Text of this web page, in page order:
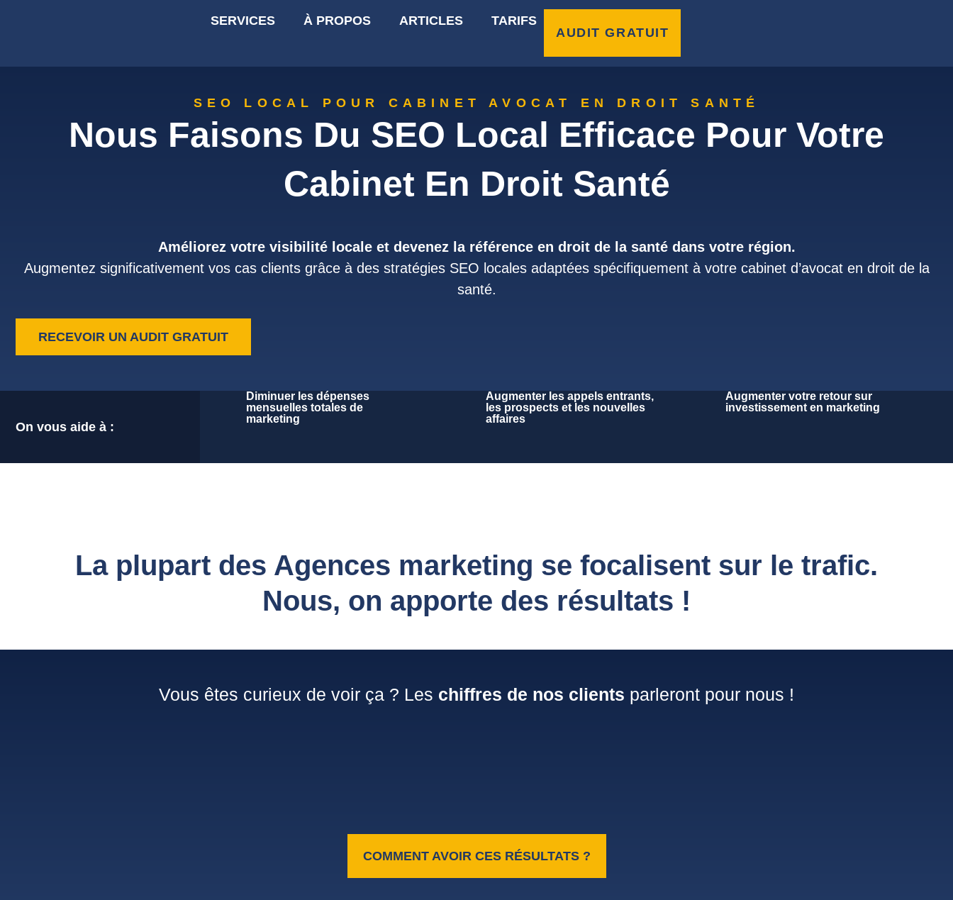
SERVICES À PROPOS ARTICLES
TARIFS
AUDIT GRATUIT
SEO LOCAL POUR CABINET AVOCAT EN DROIT SANTÉ
Nous Faisons Du SEO Local Efficace Pour Votre
Cabinet En Droit Santé
Améliorez votre visibilité locale et devenez la référence en droit de la santé dans votre région.
Augmentez significativement vos cas clients grâce à des stratégies SEO locales adaptées spécifiquement à votre cabinet d’avocat en droit de la
santé.
RECEVOIR UN AUDIT GRATUIT
On vous aide à :
Diminuer les dépenses
mensuelles totales de
marketing
Augmenter les appels entrants,
les prospects et les nouvelles
affaires
Augmenter votre retour sur
investissement en marketing
La plupart des Agences marketing se focalisent sur le trafic.
Nous, on apporte des résultats !
Vous êtes curieux de voir ça ? Les chiffres de nos clients parleront pour nous !
COMMENT AVOIR CES RÉSULTATS ?